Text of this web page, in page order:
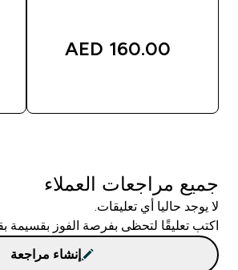
160.00 AED‎
جميع مراجعات العملاء
لا يوجد حاليا أي تعليقات.
اكتب تعليقًا لتحظى بفرصة الفوز بقسيمة بقيمة
إنشاء مراجعة